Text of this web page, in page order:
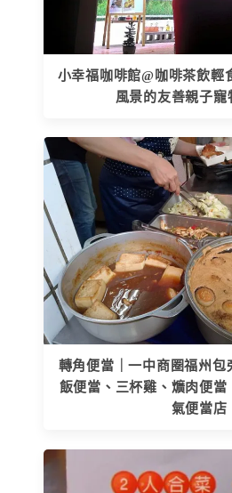
小幸福咖啡館@咖啡茶飲輕
風景的友善親子寵
轉角便當｜一中商圈福州包
飯便當、三杯雞、爌肉便當
氣便當店